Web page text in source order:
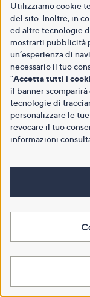
Utilizziamo cookie
del sito. Inoltre, in
ed altre tecnologie
mostrarti pubblicità
un’esperienza di
necessario il tuo
"Accetta tutti i
il banner
tecnologie di
personalizzare le
revocare il tuo
informazioni